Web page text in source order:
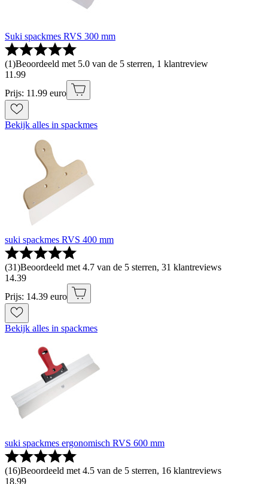
Suki spackmes RVS 300 mm
(1)Beoordeeld met 5.0 van de 5 sterren, 1 klantreview
11 .99
Prijs: 11.99 euro
Bekijk alles in spackmes
suki spackmes RVS 400 mm
(31)Beoordeeld met 4.7 van de 5 sterren, 31 klantreviews
14.39
Prijs: 14.39 euro
Bekijk alles in spackmes
suki spackmes ergonomisch RVS 600 mm
(16)Beoordeeld met 4.5 van de 5 sterren, 16 klantreviews
18.99